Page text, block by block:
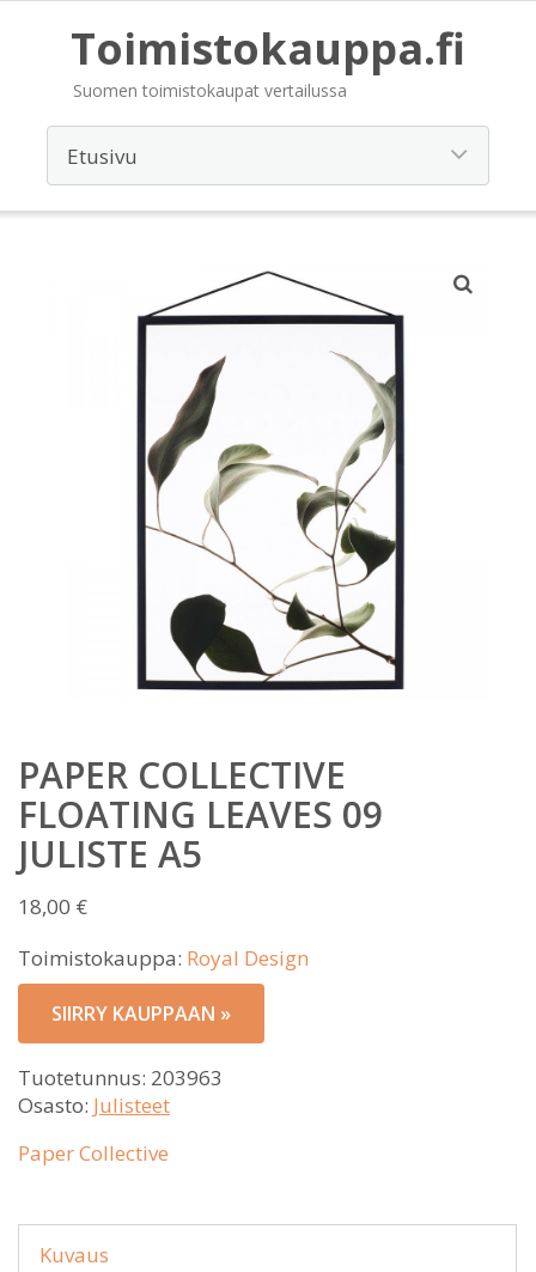
Toimistokauppa.fi
Suomen toimistokaupat vertailussa
PAPER COLLECTIVE
FLOATING LEAVES 09
JULISTE A5
18,00 €
Toimistokauppa: Royal Design
SIIRRY KAUPPAAN »
Tuotetunnus: 203963
Osasto: Julisteet
Paper Collective
Kuvaus